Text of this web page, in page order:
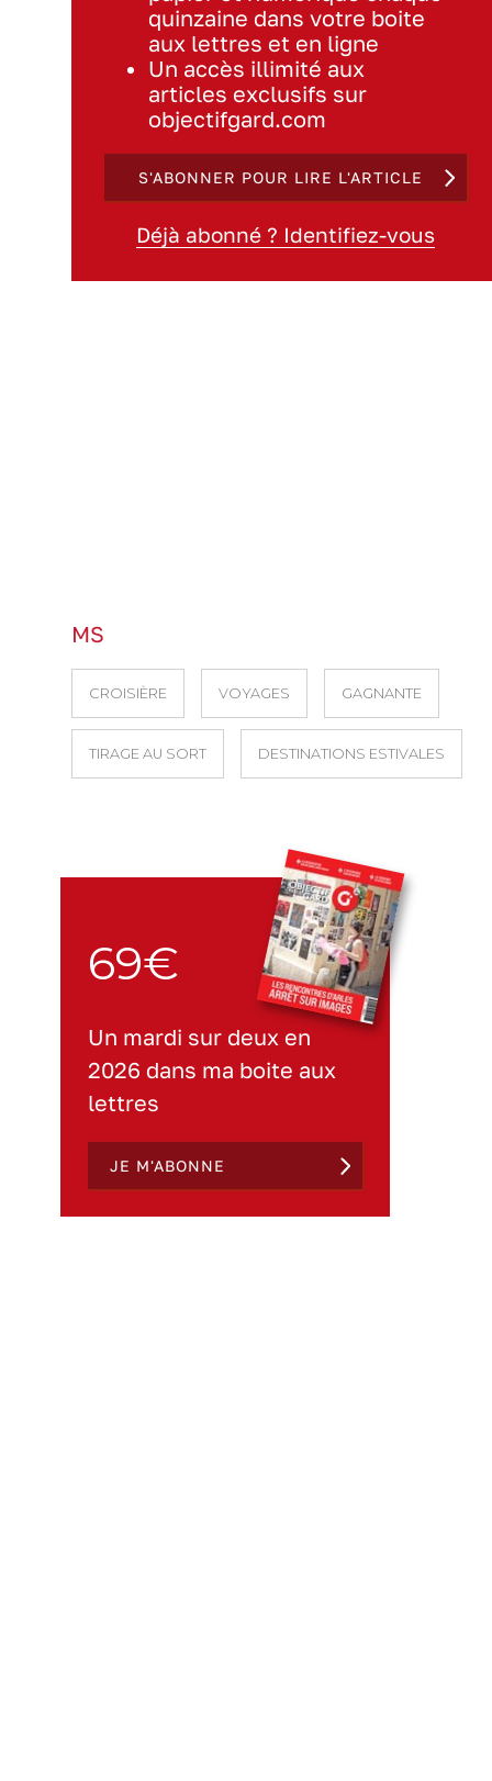
quinzaine dans votre boite
aux lettres et en ligne
Un accès illimité aux
articles exclusifs sur
objectifgard.com
S'ABONNER POUR LIRE L'ARTICLE
Déjà abonné ? Identifiez-vous
MS
CROISIÈRE VOYAGES GAGNANTE
TIRAGE AU SORT DESTINATIONS ESTIVALES
69€
Un mardi sur deux en
2026 dans ma boite aux
lettres
JE M'ABONNE